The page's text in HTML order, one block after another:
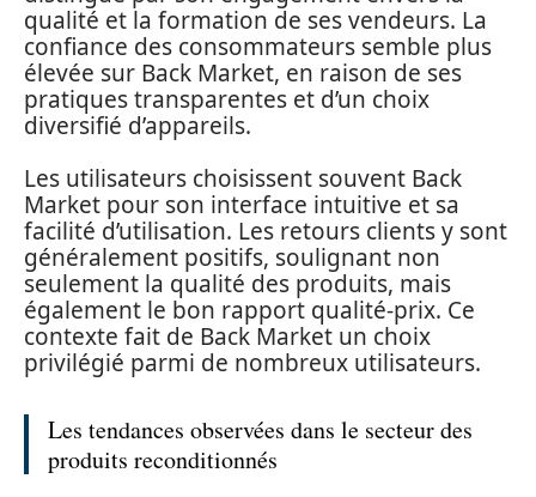
qualité et la formation de ses vendeurs. La
confiance des consommateurs semble plus
élevée sur Back Market, en raison de ses
pratiques transparentes et d’un choix
diversifié d’appareils.
Les utilisateurs choisissent souvent Back
Market pour son interface intuitive et sa
facilité d’utilisation. Les retours clients y sont
généralement positifs, soulignant non
seulement la qualité des produits, mais
également le bon rapport qualité-prix. Ce
contexte fait de Back Market un choix
privilégié parmi de nombreux utilisateurs.
Les tendances observées dans le secteur des
produits reconditionnés